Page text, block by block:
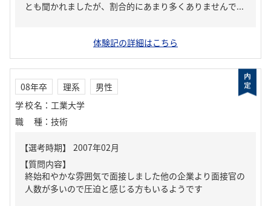
とも聞かれましたが、割合的にあまり多くありませんで...
体験記の詳細はこちら
08年卒 理系
男性
学校名 ： 工業大学
職種 ： 技術
【質問内容】
終始和やかな雰囲気で面接しました他の企業より面接官の
人数が多いので圧迫と感じる方もいるようです